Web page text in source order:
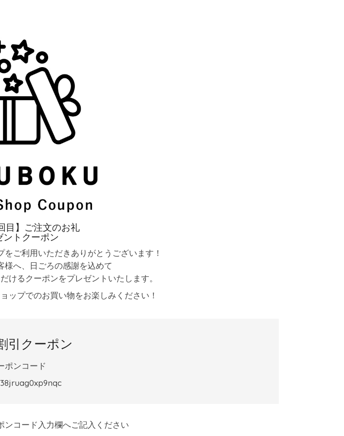
目】ご注文のお礼
ントクーポン
ご利用いただきありがとうございます！
様へ、日ごろの感謝を込めて
けるクーポンをプレゼントいたします。
ップでのお買い物をお楽しみください！
引クーポン
ポンコード
コード入力欄へご記入ください